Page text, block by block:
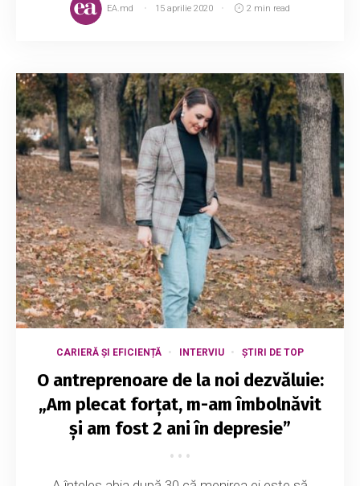
EA.md 15 aprilie 2020 2 min read
CARIERĂ ȘI EFICIENȚĂ INTERVIU ȘTIRI DE TOP
O antreprenoare de la noi dezvăluie:
„Am plecat forțat, m-am îmbolnăvit
și am fost 2 ani în depresie”